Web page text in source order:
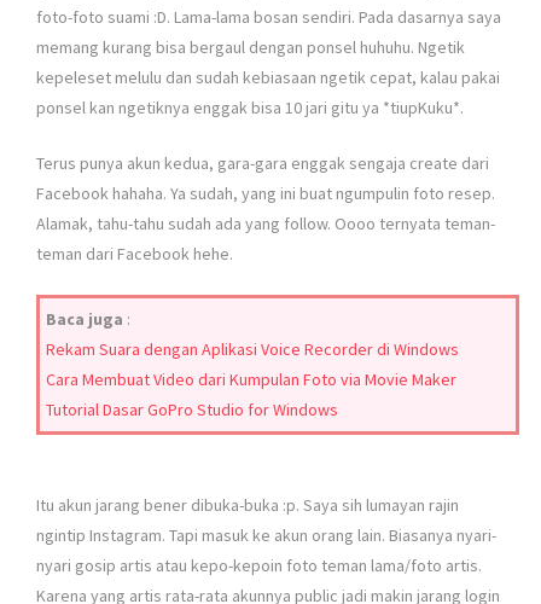
foto-foto suami :D. Lama-lama bosan sendiri. Pada dasarnya saya
memang kurang bisa bergaul dengan ponsel huhuhu. Ngetik
kepeleset melulu dan sudah kebiasaan ngetik cepat, kalau pakai
ponsel kan ngetiknya enggak bisa 10 jari gitu ya *tiupKuku*.
Terus punya akun kedua, gara-gara enggak sengaja create dari
Facebook hahaha. Ya sudah, yang ini buat ngumpulin foto resep.
Alamak, tahu-tahu sudah ada yang follow. Oooo ternyata teman-
teman dari Facebook hehe.
Baca juga :
Rekam Suara dengan Aplikasi Voice Recorder di Windows
Cara Membuat Video dari Kumpulan Foto via Movie Maker
Tutorial Dasar GoPro Studio for Windows
Itu akun jarang bener dibuka-buka :p. Saya sih lumayan rajin
ngintip Instagram. Tapi masuk ke akun orang lain. Biasanya nyari-
nyari gosip artis atau kepo-kepoin foto teman lama/foto artis.
Karena yang artis rata-rata akunnya public jadi makin jarang login